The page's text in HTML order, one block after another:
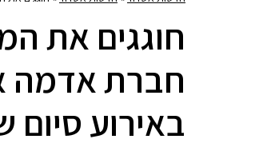
חוגגים את
חברת אדמה
באירוע סיום